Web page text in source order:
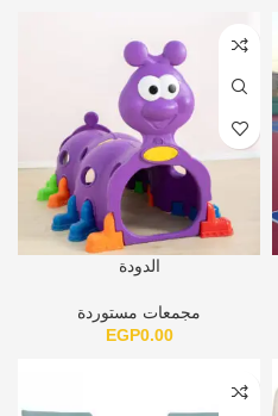
الدودة
مجمعات مستوردة
EGP0.00